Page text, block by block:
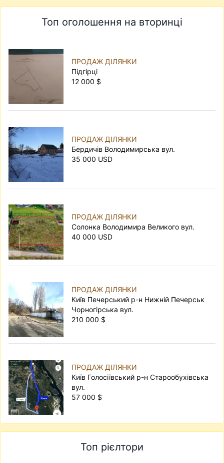
Топ оголошення на вторинці
ПРОДАЖ ДІЛЯНКИ
Підгірці
12 000 $
ПРОДАЖ ДІЛЯНКИ
Бердичів Володимирська вул.
35 000 USD
ПРОДАЖ ДІЛЯНКИ
Солонка Володимира Великого вул.
40 000 USD
ПРОДАЖ ДІЛЯНКИ
Київ Печерський р-н Нижній Печерськ
Чорногірська вул.
210 000 $
ПРОДАЖ ДІЛЯНКИ
Київ Голосіївський р-н Старообухівська
вул.
57 000 $
Топ рієлтори